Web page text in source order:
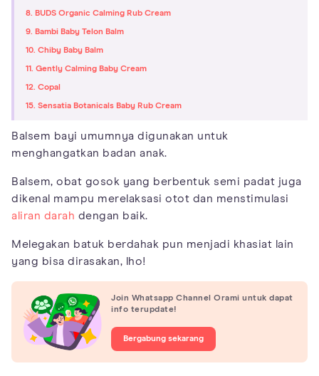
8. BUDS Organic Calming Rub Cream
9. Bambi Baby Telon Balm
10. Chiby Baby Balm
11. Gently Calming Baby Cream
12. Copal
15. Sensatia Botanicals Baby Rub Cream
Balsem bayi umumnya digunakan untuk
menghangatkan badan anak.
Balsem, obat gosok yang berbentuk semi padat juga
dikenal mampu merelaksasi otot dan menstimulasi
aliran darah dengan baik.
Melegakan batuk berdahak pun menjadi khasiat lain
yang bisa dirasakan, lho!
Join Whatsapp Channel Orami untuk dapat
info terupdate!
Bergabung sekarang